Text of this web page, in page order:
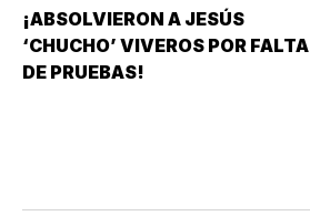
¡ABSOLVIERON A JESÚS
‘CHUCHO’ VIVEROS POR FALTA
DE PRUEBAS!